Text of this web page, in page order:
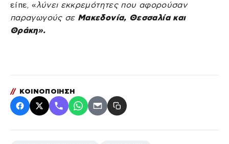
είπε, «λύνει εκκρεμότητες που αφορούσαν
παραγωγούς σε Μακεδονία, Θεσσαλία και
Θράκη».
// ΚΟΙΝΟΠΟΙΗΣΗ